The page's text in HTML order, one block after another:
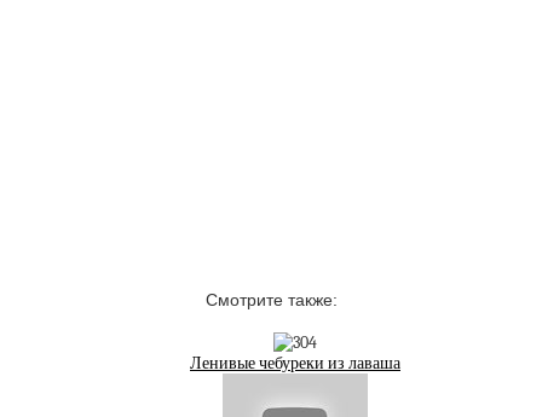
Смотрите также:
Ленивые чебуреки из лаваша